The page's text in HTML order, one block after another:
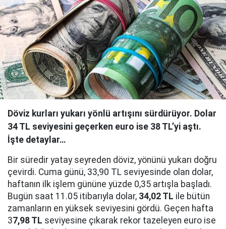
Döviz kurları yukarı yönlü artışını sürdürüyor. Dolar
34 TL seviyesini geçerken euro ise 38 TL’yi aştı.
İşte detaylar…
Bir süredir yatay seyreden döviz, yönünü yukarı doğru
çevirdi. Cuma günü, 33,90 TL seviyesinde olan dolar,
haftanın ilk işlem gününe yüzde 0,35 artışla başladı.
Bugün saat 11.05 itibarıyla dolar, 34,02 TL ile bütün
zamanların en yüksek seviyesini gördü. Geçen hafta
37,98 TL seviyesine çıkarak rekor tazeleyen euro ise